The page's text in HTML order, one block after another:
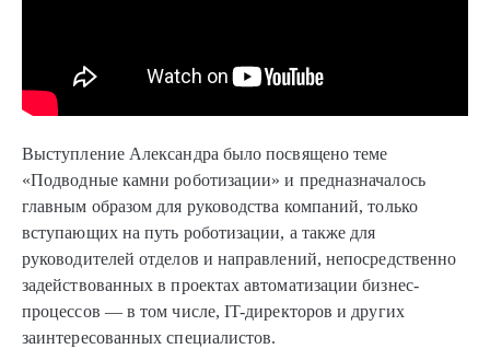
Выступление Александра было посвящено теме
«Подводные камни роботизации» и предназначалось
главным образом для руководства компаний, только
вступающих на путь роботизации, а также для
руководителей отделов и направлений, непосредственно
задействованных в проектах автоматизации бизнес-
процессов — в том числе, IT-директоров и других
заинтересованных специалистов.